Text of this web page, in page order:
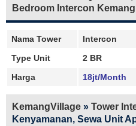
Bedroom Intercon Kemang
Nama Tower Intercon
Type Unit
2 BR
Harga
18jt/Month
KemangVillage » Tower
Kenyamanan, Sewa Unit